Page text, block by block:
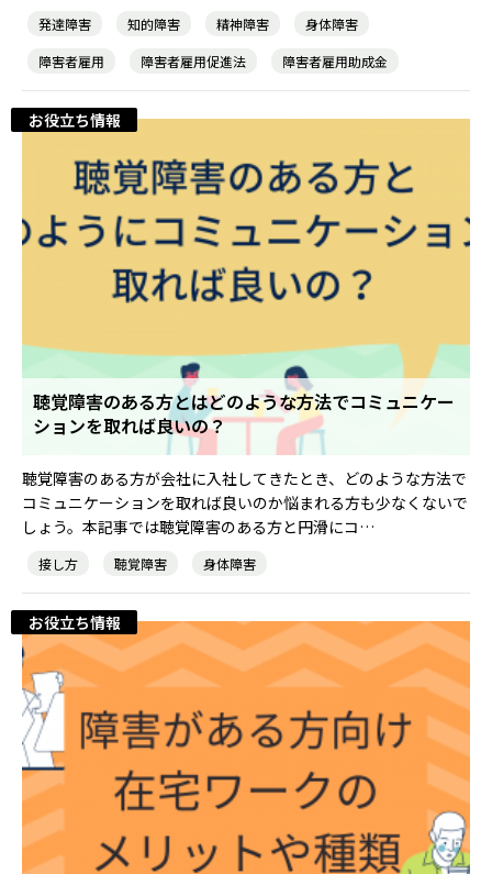
発達障害 知的障害 精神障害
身体障害
障害者雇用
障害者雇用促進法 障害者雇用助成金
お役立ち情報
聴覚障害のある方とはどのような方法でコミュニケー
ションを取れば良いの？
聴覚障害のある方が会社に入社してきたとき、どのような方法で
コミュニケーションを取れば良いのか悩まれる方も少なくないで
しょう。本記事では聴覚障害のある方と円滑にコ…
接し方 聴覚障害 身体障害
お役立ち情報